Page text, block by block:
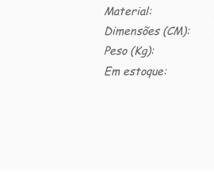
Material:
Dimensões (CM):
Peso (Kg):
Em estoque: